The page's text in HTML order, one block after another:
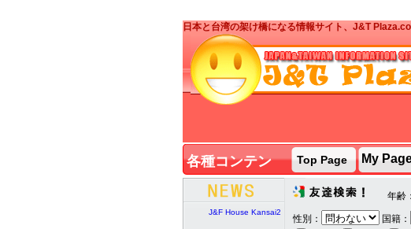
日本と台湾の架け橋になる情報サイト、J&T
各種コンテン
ツ
Top Page My
2020/2/7
J&F House Kansai2
年齢：
性別： 国籍：